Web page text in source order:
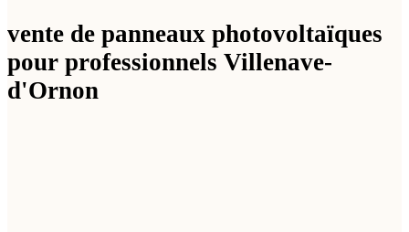
vente de panneaux photovoltaïques
pour professionnels Villenave-
d'Ornon